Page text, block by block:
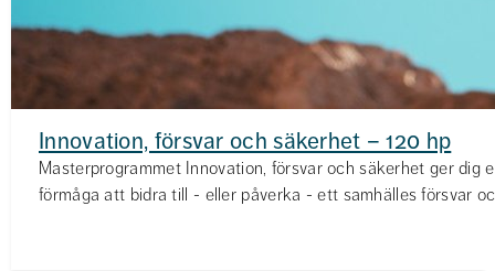
Innovation, försvar och säkerhet – 120 hp
Masterprogrammet Innovation, försvar och säkerhet ger dig
förmåga att bidra till - eller påverka - ett samhälles försvar